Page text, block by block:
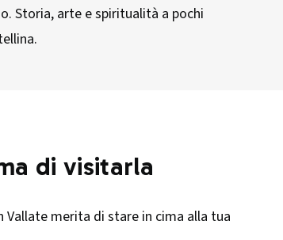
Storia, arte e spiritualità a pochi
di visitarla
Vallate merita di stare in cima alla tua